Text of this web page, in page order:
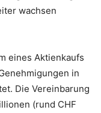
wachsen
eines Aktienkaufs
in
Die Vereinbarung
(rund CHF